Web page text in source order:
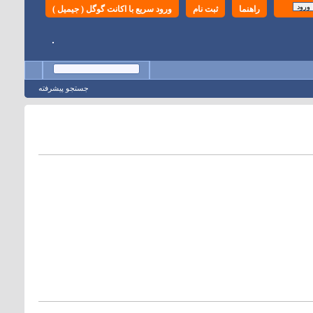
ورود سریع با اکانت گوگل ( جیمیل ) ثبت نام راهنما
جستجو پيشرفته